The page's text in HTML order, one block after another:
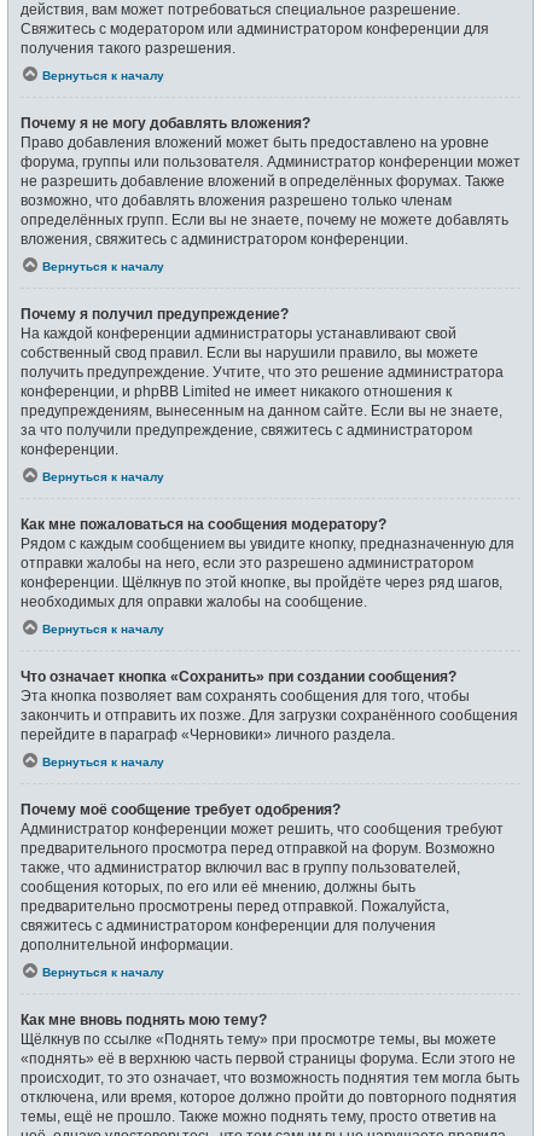
действия, вам может потребоваться специальное разрешение.
Свяжитесь с модератором или администратором конференции для
получения такого разрешения.
Вернуться к началу
Почему я не могу добавлять вложения?
Право добавления вложений может быть предоставлено на уровне
форума, группы или пользователя. Администратор конференции может
не разрешить добавление вложений в определённых форумах. Также
возможно, что добавлять вложения разрешено только членам
определённых групп. Если вы не знаете, почему не можете добавлять
вложения, свяжитесь с администратором конференции.
Вернуться к началу
Почему я получил предупреждение?
На каждой конференции администраторы устанавливают свой
собственный свод правил. Если вы нарушили правило, вы можете
получить предупреждение. Учтите, что это решение администратора
конференции, и phpBB Limited не имеет никакого отношения к
предупреждениям, вынесенным на данном сайте. Если вы не знаете,
за что получили предупреждение, свяжитесь с администратором
конференции.
Вернуться к началу
Как мне пожаловаться на сообщения модератору?
Рядом с каждым сообщением вы увидите кнопку, предназначенную для
отправки жалобы на него, если это разрешено администратором
конференции. Щёлкнув по этой кнопке, вы пройдёте через ряд шагов,
необходимых для оправки жалобы на сообщение.
Вернуться к началу
Что означает кнопка «Сохранить» при создании сообщения?
Эта кнопка позволяет вам сохранять сообщения для того, чтобы
закончить и отправить их позже. Для загрузки сохранённого сообщения
перейдите в параграф «Черновики» личного раздела.
Вернуться к началу
Почему моё сообщение требует одобрения?
Администратор конференции может решить, что сообщения требуют
предварительного просмотра перед отправкой на форум. Возможно
также, что администратор включил вас в группу пользователей,
сообщения которых, по его или её мнению, должны быть
предварительно просмотрены перед отправкой. Пожалуйста,
свяжитесь с администратором конференции для получения
дополнительной информации.
Вернуться к началу
Как мне вновь поднять мою тему?
Щёлкнув по ссылке «Поднять тему» при просмотре темы, вы можете
«поднять» её в верхнюю часть первой страницы форума. Если этого не
происходит, то это означает, что возможность поднятия тем могла быть
отключена, или время, которое должно пройти до повторного поднятия
темы, ещё не прошло. Также можно поднять тему, просто ответив на